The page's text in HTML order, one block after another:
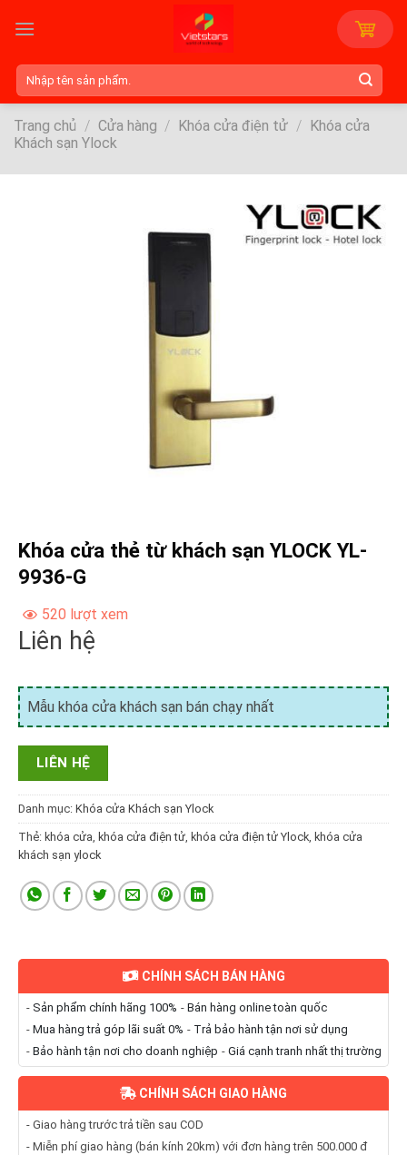
Tìm
kiếm:
Trang chủ / Cửa hàng / Khóa cửa điện tử / Khóa cửa
Khách sạn Ylock
Khóa cửa thẻ từ khách sạn YLOCK YL-
9936-G
520 lượt xem
Liên hệ
Mẫu khóa cửa khách sạn bán chạy nhất
LIÊN HỆ
Danh mục: Khóa cửa Khách sạn Ylock
Thẻ: khóa cửa, khóa cửa điện tử, khóa cửa điện tử Ylock, khóa cửa
khách sạn ylock
CHÍNH SÁCH BÁN HÀNG
- Sản phẩm chính hãng 100% - Bán hàng online toàn quốc
- Mua hàng trả góp lãi suất 0% - Trả bảo hành tận nơi sử dụng
- Bảo hành tận nơi cho doanh nghiệp - Giá cạnh tranh nhất thị trường
CHÍNH SÁCH GIAO HÀNG
- Giao hàng trước trả tiền sau COD
- Miễn phí giao hàng (bán kính 20km) với đơn hàng trên 500.000 đ